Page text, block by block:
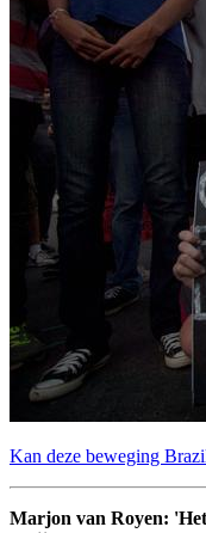
Kan deze beweging
Marjon van Royen: